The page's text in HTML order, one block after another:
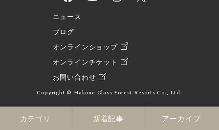
カテゴリ 新着記事 アーカイブ
ニュース
ブログ
オンラインショップ
オンラインチケット
お問い合わせ
Copyright © Hakone Glass Forest Resorts Co., Ltd.